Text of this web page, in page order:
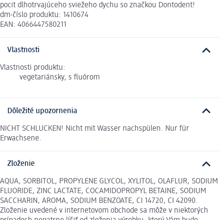
pocit dlhotrvajúceho sviežeho dychu so značkou Dontodent!
dm-číslo produktu: 1410674
EAN: 4066447580211
Vlastnosti
Vlastnosti produktu:
vegetariánsky, s fluórom
Dôležité upozornenia
NICHT SCHLUCKEN! Nicht mit Wasser nachspülen. Nur für
Erwachsene.
Zloženie
AQUA, SORBITOL, PROPYLENE GLYCOL, XYLITOL, OLAFLUR, SODIUM
FLUORIDE, ZINC LACTATE, COCAMIDOPROPYL BETAINE, SODIUM
SACCHARIN, AROMA, SODIUM BENZOATE, CI 14720, CI 42090.
Zloženie uvedené v internetovom obchode sa môže v niektorých